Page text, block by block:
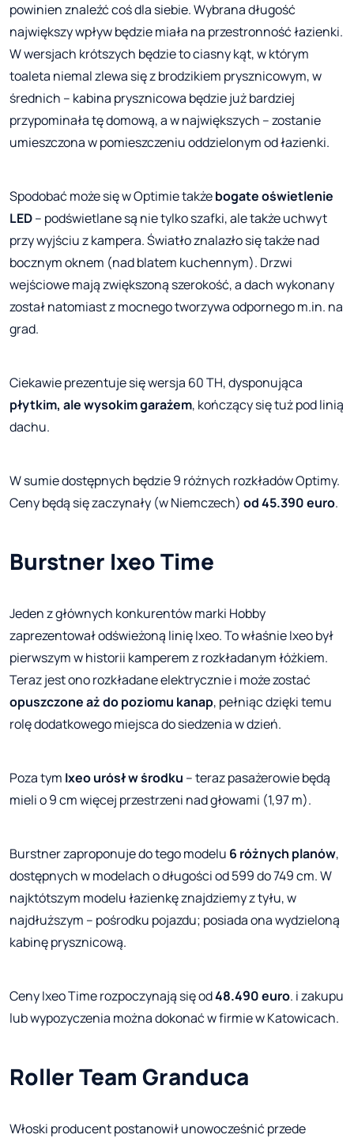
powinien znaleźć coś dla siebie. Wybrana długość
największy wpływ będzie miała na przestronność łazienki.
W wersjach krótszych będzie to ciasny kąt, w którym
toaleta niemal zlewa się z brodzikiem prysznicowym, w
średnich – kabina prysznicowa będzie już bardziej
przypominała tę domową, a w największych – zostanie
umieszczona w pomieszczeniu oddzielonym od łazienki.
Spodobać może się w Optimie takżebogate oświetlenie
LED– podświetlane są nie tylko szafki, ale także uchwyt
przy wyjściu z kampera. Światło znalazło się także nad
bocznym oknem (nad blatem kuchennym). Drzwi
wejściowe mają zwiększoną szerokość, a dach wykonany
został natomiast z mocnego tworzywa odpornego m.in. na
grad.
Ciekawie prezentuje się wersja 60 TH, dysponująca
płytkim, ale wysokim garażem, kończący się tuż pod linią
dachu.
W sumie dostępnych będzie 9 różnych rozkładów Optimy.
Ceny będą się zaczynały (w Niemczech) od 45.390 euro.
Burstner Ixeo Time
Jeden z głównych konkurentów marki Hobby
zaprezentował odświeżoną linię Ixeo. To właśnie Ixeo był
pierwszym w historii kamperem z rozkładanym łóżkiem.
Teraz jest ono rozkładane elektrycznie i może zostać
opuszczone aż do poziomu kanap, pełniąc dzięki temu
rolę dodatkowego miejsca do siedzenia w dzień.
Poza tym Ixeo urósł w środku – teraz pasażerowie będą
mieli o 9 cm więcej przestrzeni nad głowami (1,97 m).
Burstner zaproponuje do tego modelu 6 różnych planów,
dostępnych w modelach o długości od 599 do 749 cm. W
najktótszym modelu łazienkę znajdziemy z tyłu, w
najdłuższym – pośrodku pojazdu; posiada ona wydzieloną
kabinę prysznicową.
Ceny Ixeo Time rozpoczynają się od48.490 euro. i zakupu
lub wypozyczenia można dokonać w firmie w Katowicach.
Roller Team Granduca
Włoski producent postanowił unowocześnić przede